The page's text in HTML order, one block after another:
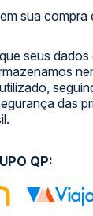
sua compra
seus dados
das
QP: